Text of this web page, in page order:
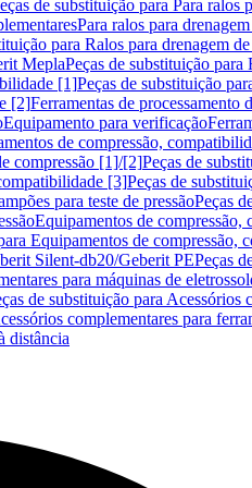
de substituição para Para ralos
Para ralos para
para Ralos para drenagem
MeplaPeças de substituição
[1]Peças de substituição
[2]Ferramentas de processamento
Equipamento para verificação
de compressão,
compressão [1]/[2]Peças de
[3]Peças de
para teste de pressãoPeças
Equipamentos de
Equipamentos de compressão,
Silent-db20/Geberit PEPeças
para máquinas de
de substituição para Acessórios
complementares para
distância